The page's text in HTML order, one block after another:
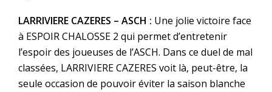
LARRIVIERE CAZERES – ASCH : Une jolie victoire face
à ESPOIR CHALOSSE 2 qui permet d’entretenir
l’espoir des joueuses de l’ASCH. Dans ce duel de mal
classées, LARRIVIERE CAZERES voit là, peut-être, la
seule occasion de pouvoir éviter la saison blanche